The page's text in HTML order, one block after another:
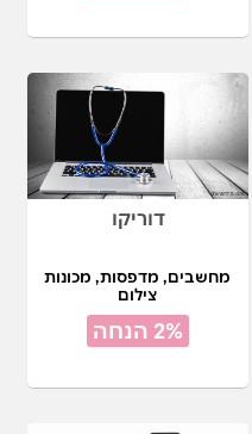
דוריקו
מחשבים, מדפסות, מכונות
צילום
2% הנחה